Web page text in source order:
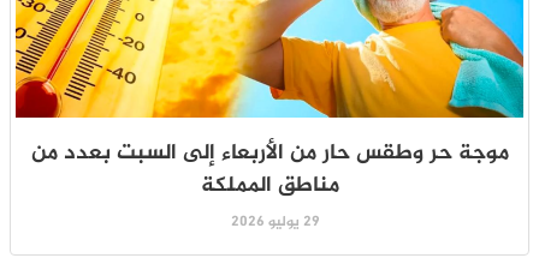
موجة حر وطقس حار من الأربعاء إلى السبت بعدد من
مناطق المملكة
29 يوليو 2026